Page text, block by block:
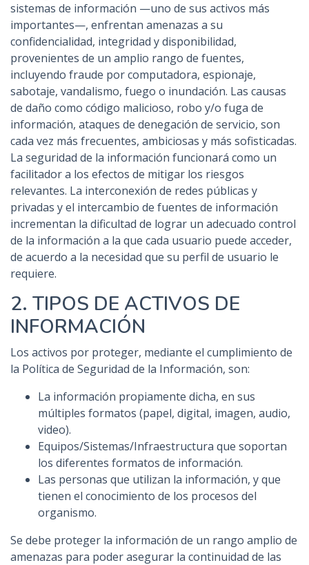
sistemas de información —uno de sus activos más
importantes—, enfrentan amenazas a su
confidencialidad, integridad y disponibilidad,
provenientes de un amplio rango de fuentes,
incluyendo fraude por computadora, espionaje,
sabotaje, vandalismo, fuego o inundación. Las causas
de daño como código malicioso, robo y/o fuga de
información, ataques de denegación de servicio, son
cada vez más frecuentes, ambiciosas y más sofisticadas.
La seguridad de la información funcionará como un
facilitador a los efectos de mitigar los riesgos
relevantes. La interconexión de redes públicas y
privadas y el intercambio de fuentes de información
incrementan la dificultad de lograr un adecuado control
de la información a la que cada usuario puede acceder,
de acuerdo a la necesidad que su perfil de usuario le
requiere.
2. TIPOS DE ACTIVOS DE
INFORMACIÓN
Los activos por proteger, mediante el cumplimiento de
la Política de Seguridad de la Información, son:
La información propiamente dicha, en sus
múltiples formatos (papel, digital, imagen, audio,
video).
Equipos/Sistemas/Infraestructura que soportan
los diferentes formatos de información.
Las personas que utilizan la información, y que
tienen el conocimiento de los procesos del
organismo.
Se debe proteger la información de un rango amplio de
amenazas para poder asegurar la continuidad de las